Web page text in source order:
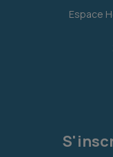
Espace